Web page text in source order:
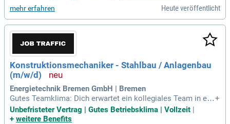
mehr erfahren Heute veröffentlicht
Konstruktionsmechaniker - Stahlbau / Anlagenbau
(m/w/d)
Energietechnik Bremen GmbH | Bremen
Gutes Teamklima: Dich erwartet ein kollegiales Team in ein
em Familienbetrieb mit kurzen Entscheidungswegen, in dem
man sich aufeinander verlassen kann. Faire Vergütung: Eine
+
Unbefristeter Vertrag | Gutes Betriebsklima | Vollzeit |
+ weitere Benefits